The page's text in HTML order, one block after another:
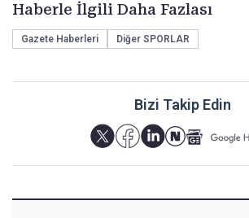
Haberle İlgili Daha Fazlası
Gazete Haberleri Diğer SPORLAR
Bizi Takip Edin